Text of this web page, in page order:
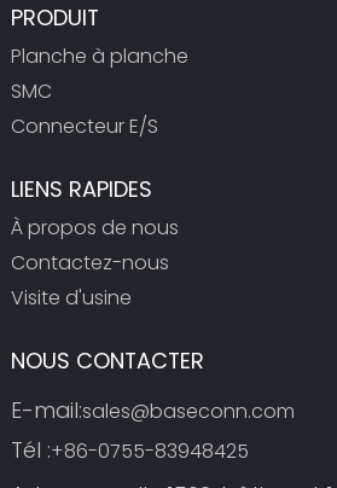
PRODUIT
Planche à planche
SMC
Connecteur E/S
LIENS RAPIDES
À propos de nous
Contactez-nous
Visite d'usine
NOUS CONTACTER
E-mail:sales@baseconn.com
Tél :+86-0755-83948425